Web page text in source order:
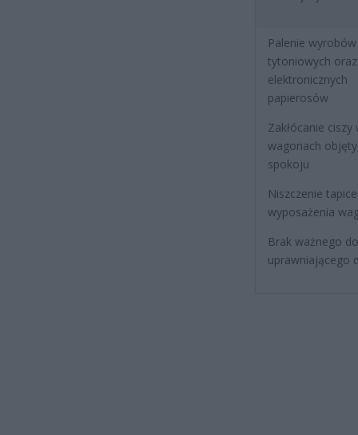
Palenie wyrobów
tytoniowych oraz
elektronicznych
papierosów
Zakłócanie ciszy
wagonach
spokoju
Niszczenie
wyposażenia
Brak ważnego
uprawniającego